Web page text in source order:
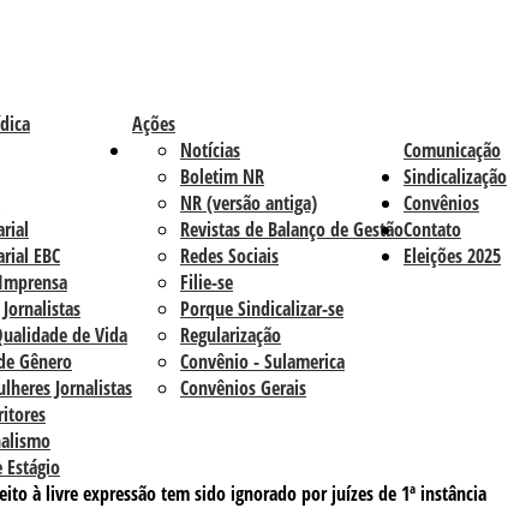
Ações
EBC
de Vida
Gênero
Jornalistas
Estágio
Comunicação
Notícias
Boletim NR
NR (versão antiga)
Revistas de Balanço de Gestão
Redes Sociais
Sindicalização
Filie-se
Porque Sindicalizar-se
Regularização
Convênios
Convênio - Sulamerica
Convênios Gerais
Contato
Eleições 2025
à livre expressão tem sido ignorado por juízes de 1ª instância